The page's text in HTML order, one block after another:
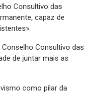
Consultivo das
capaz de
Consultivo das
de juntar mais as
como pilar da